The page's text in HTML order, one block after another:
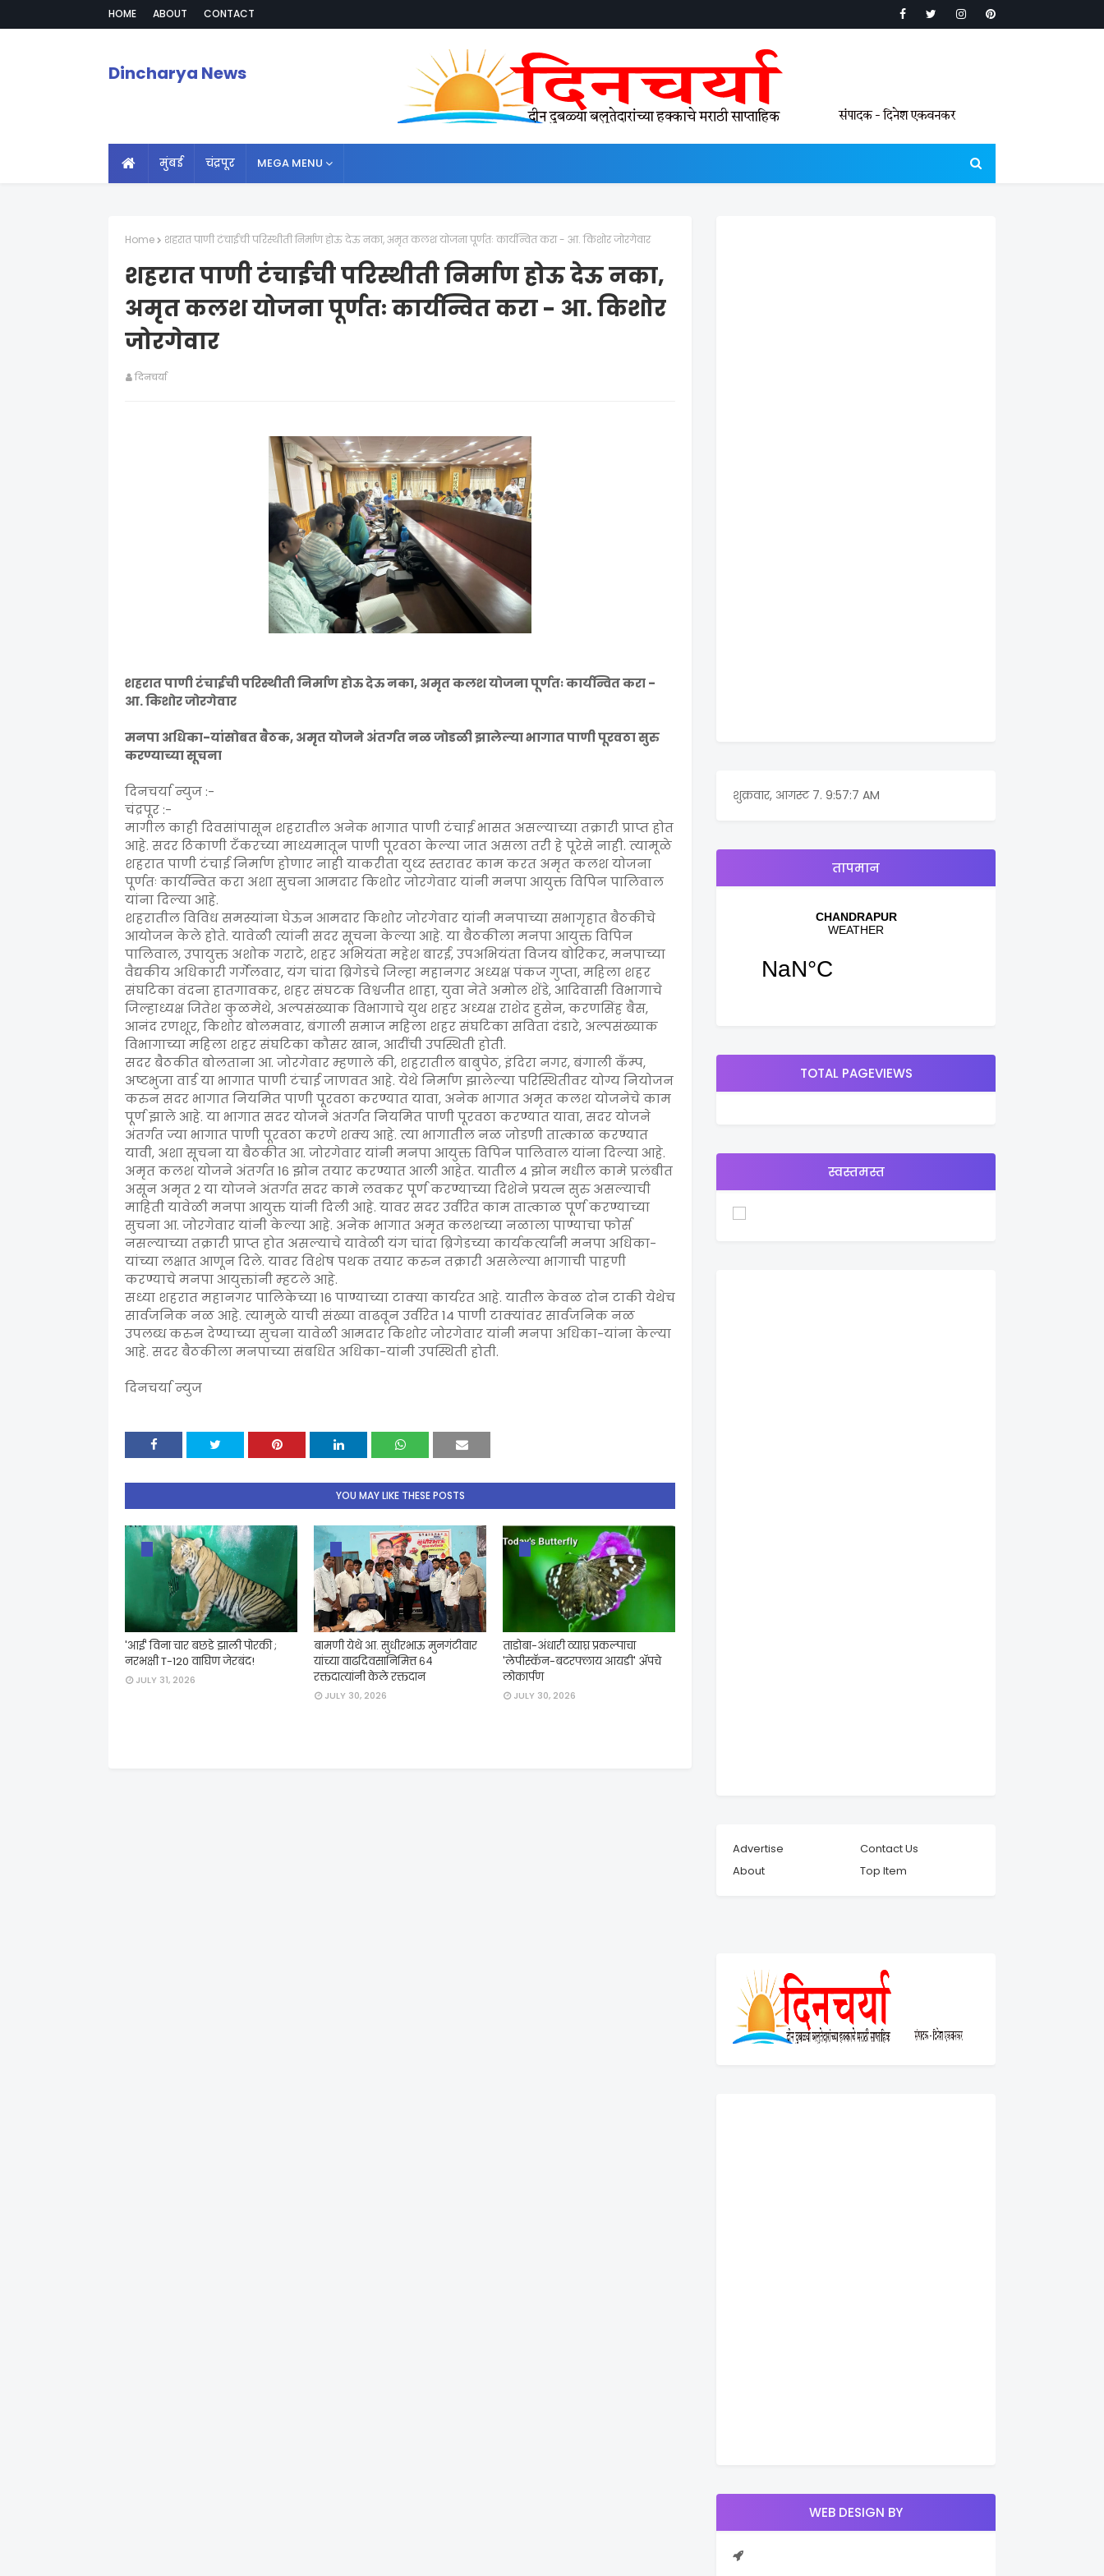
HOME ABOUT CONTACT
Dincharya News
मुंबई चंद्रपूर MEGA MENU
Home शहरात पाणी टंचाईची परिस्थीती निर्माण होऊ देऊ नका, अमृत कलश योजना पूर्णतः कार्यन्वित करा - आ. किशोर जोरगेवार
शहरात पाणी टंचाईची परिस्थीती निर्माण होऊ देऊ नका,
अमृत कलश योजना पूर्णतः कार्यन्वित करा - आ. किशोर
जोरगेवार
दिनचर्या
शहरात पाणी टंचाईची परिस्थीती निर्माण होऊ देऊ नका, अमृत कलश योजना पूर्णतः कार्यन्वित करा -
आ. किशोर जोरगेवार
मनपा अधिका-यांसोबत बैठक, अमृत योजने अंतर्गत नळ जोडळी झालेल्या भागात पाणी पूरवठा सुरु
करण्याच्या सूचना
दिनचर्या न्युज :-
चंद्रपूर :-
मागील काही दिवसांपासून शहरातील अनेक भागात पाणी टंचाई भासत असल्याच्या तक्रारी प्राप्त होत
आहे. सदर ठिकाणी टॅंकरच्या माध्यमातून पाणी पूरवठा केल्या जात असला तरी हे पूरेसे नाही. त्यामूळे
शहरात पाणी टंचाई निर्माण होणार नाही याकरीता युध्द स्तरावर काम करत अमृत कलश योजना
पूर्णतः कार्यन्वित करा अशा सुचना आमदार किशोर जोरगेवार यांनी मनपा आयुक्त विपिन पालिवाल
यांना दिल्या आहे.
शहरातील विविध समस्यांना घेऊन आमदार किशोर जोरगेवार यांनी मनपाच्या सभागृहात बैठकीचे
आयोजन केले होते. यावेळी त्यांनी सदर सूचना केल्या आहे. या बैठकीला मनपा आयुक्त विपिन
पालिवाल, उपायुक्त अशोक गराटे, शहर अभियंता महेश बारई, उपअभियंता विजय बोरिकर, मनपाच्या
वैद्यकीय अधिकारी गर्गेलवार, यंग चांदा ब्रिगेडचे जिल्हा महानगर अध्यक्ष पंकज गुप्ता, महिला शहर
संघटिका वंदना हातगावकर, शहर संघटक विश्वजीत शाहा, युवा नेते अमोल शेंडे, आदिवासी विभागाचे
जिल्हाध्यक्ष जितेश कुळमेथे, अल्पसंख्याक विभागाचे युथ शहर अध्यक्ष राशेद हुसेन, करणसिंह बैस,
आनंद रणशूर, किशोर बोलमवार, बंगाली समाज महिला शहर संघटिका सविता दंडारे, अल्पसंख्याक
विभागाच्या महिला शहर संघटिका कौसर खान, आदींची उपस्थिती होती.
सदर बैठकीत बोलताना आ. जोरगेवार म्हणाले की, शहरातील बाबुपेठ, इंदिरा नगर, बंगाली कँम्प,
अष्टभुजा वार्ड या भागात पाणी टंचाई जाणवत आहे. येथे निर्माण झालेल्या परिस्थितीवर योग्य नियोजन
करुन सदर भागात नियमित पाणी पूरवठा करण्यात यावा, अनेक भागात अमृत कलश योजनेचे काम
पूर्ण झाले आहे. या भागात सदर योजने अंतर्गत नियमित पाणी पूरवठा करण्यात यावा, सदर योजने
अंतर्गत ज्या भागात पाणी पूरवठा करणे शक्य आहे. त्या भागातील नळ जोडणी तात्काळ करण्यात
यावी, अशा सूचना या बैठकीत आ. जोरगेवार यांनी मनपा आयुक्त विपिन पालिवाल यांना दिल्या आहे.
अमृत कलश योजने अंतर्गत 16 झोन तयार करण्यात आली आहेत. यातील 4 झोन मधील कामे प्रलंबीत
असून अमृत 2 या योजने अंतर्गत सदर कामे लवकर पूर्ण करण्याच्या दिशेने प्रयत्न सुरु असल्याची
माहिती यावेळी मनपा आयुक्त यांनी दिली आहे. यावर सदर उर्वरित काम तात्काळ पूर्ण करण्याच्या
सुचना आ. जोरगेवार यांनी केल्या आहे. अनेक भागात अमृत कलशच्या नळाला पाण्याचा फोर्स
नसल्याच्या तक्रारी प्राप्त होत असल्याचे यावेळी यंग चांदा ब्रिगेडच्या कार्यकर्त्यांनी मनपा अधिका-
यांच्या लक्षात आणून दिले. यावर विशेष पथक तयार करुन तक्रारी असलेल्या भागाची पाहणी
करण्याचे मनपा आयुक्तांनी म्हटले आहे.
सध्या शहरात महानगर पालिकेच्या 16 पाण्याच्या टाक्या कार्यरत आहे. यातील केवळ दोन टाकी येथेच
सार्वजनिक नळ आहे. त्यामुळे याची संख्या वाढवून उर्वरित 14 पाणी टाक्यांवर सार्वजनिक नळ
उपलब्ध करुन देण्याच्या सुचना यावेळी आमदार किशोर जोरगेवार यांनी मनपा अधिका-यांना केल्या
आहे. सदर बैठकीला मनपाच्या संबधित अधिका-यांनी उपस्थिती होती.
दिनचर्या न्युज
YOU MAY LIKE THESE POSTS
'आई' विना चार बछडे झाली पोरकी ;
नरभक्षी T-120 वाघिण जेरबंद!
JULY 31, 2026
बामणी येथे आ. सुधीरभाऊ मुनगंटीवार
यांच्या वाढदिवसानिमित्त ६४
रक्तदात्यांनी केले रक्तदान
JULY 30, 2026
ताडोबा-अंधारी व्याघ्र प्रकल्पाचा
'लेपीस्कॅन-बटरफ्लाय आयडी' ॲपचे
लोकार्पण
JULY 30, 2026
शुक्रवार, आगस्ट 7. 9:57:7 AM
तापमान
TOTAL PAGEVIEWS
स्वस्तमस्त
Advertise
Contact Us
About
Top Item
WEB DESIGN BY